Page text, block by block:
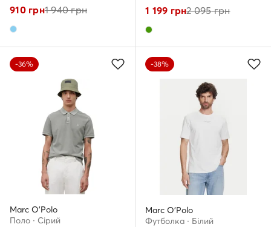
910грн1 940грн 1 199 грн2 095грн
-36%
Marc O'Polo
Поло · Сірий
-38%
Marc O'Polo
Футболка · Білий